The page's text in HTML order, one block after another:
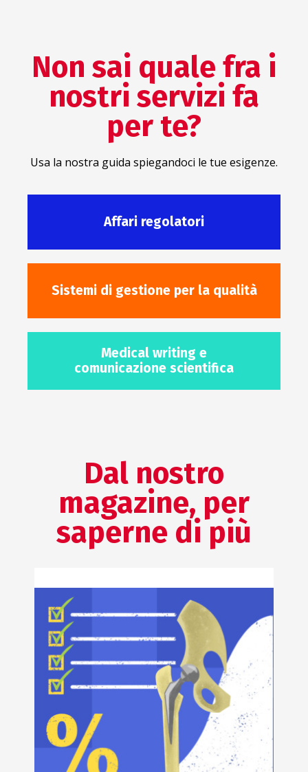
Non sai quale fra i
nostri servizi fa
per te?
Usa la nostra guida spiegandoci le tue esigenze.
Affari regolatori
Sistemi di gestione per la qualità
Medical writing e
comunicazione scientifica
Dal nostro
magazine, per
saperne di più